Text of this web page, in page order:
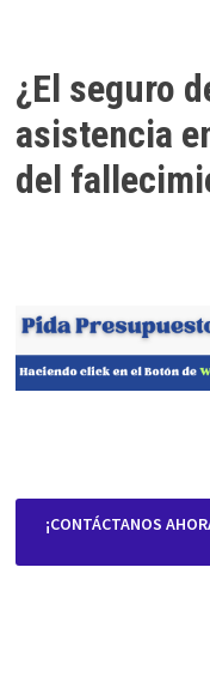
¿El seguro
asistencia
del
¡CONTÁCTANOS